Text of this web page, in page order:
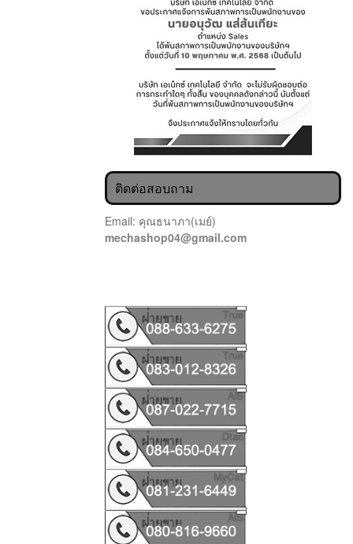
ติดต่อสอบถาม
Email: คุณธนาภา(เมย์)
mechashop04@gmail.com